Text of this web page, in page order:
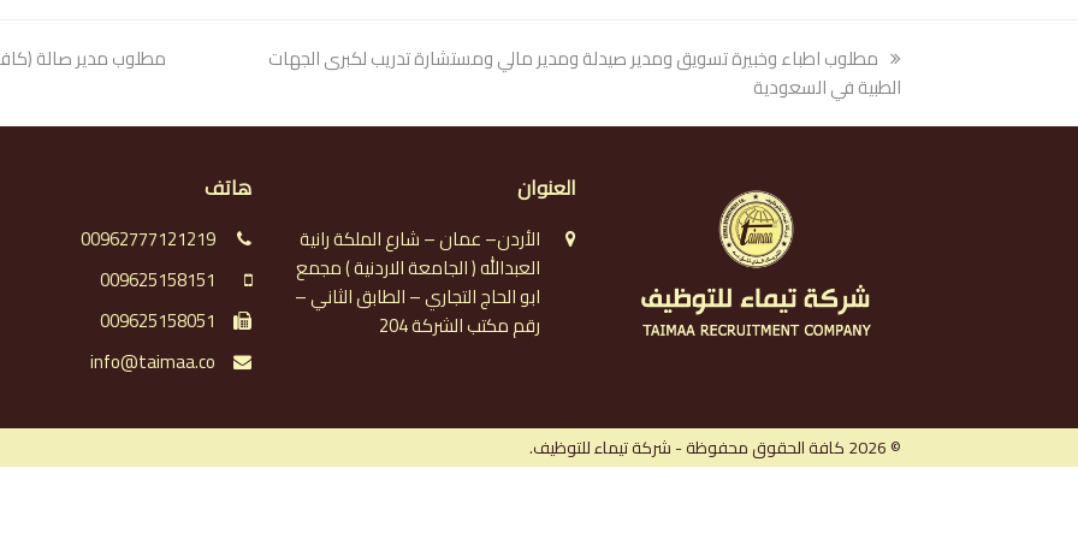
previous
post:
مطلوب اطباء وخبيرة تسويق ومدير صيدلة ومدير مالي ومستشارة تدريب لكبرى الجهات
الطبية في السعودية
next
مطلوب مدير صالة
العنوان
الأردن– عمان – شارع الملكة رانية
العبدالله ( الجامعة الاردنية ) مجمع
ابو الحاج التجاري – الطابق الثاني –
رقم مكتب الشركة 204
هاتف
00962777121219
009625158151
009625158051
info@taimaa.co
© 2026 كافة الحقوق محفوظة - شركة تيماء للتوظيف.